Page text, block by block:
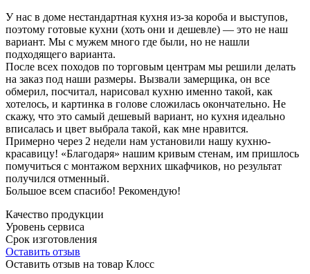
У нас в доме нестандартная кухня из-за короба и выступов,
поэтому готовые кухни (хоть они и дешевле) — это не наш
вариант. Мы с мужем много где были, но не нашли
подходящего варианта.
После всех походов по торговым центрам мы решили делать
на заказ под наши размеры. Вызвали замерщика, он все
обмерил, посчитал, нарисовал кухню именно такой, как
хотелось, и картинка в голове сложилась окончательно. Не
скажу, что это самый дешевый вариант, но кухня идеально
вписалась и цвет выбрала такой, как мне нравится.
Примерно через 2 недели нам установили нашу кухню-
красавицу! «Благодаря» нашим кривым стенам, им пришлось
помучиться с монтажом верхних шкафчиков, но результат
получился отменный.
Большое всем спасибо! Рекомендую!
Качество продукции
Уровень сервиса
Срок изготовления
Оставить отзыв
Оставить отзыв на товар Клосс